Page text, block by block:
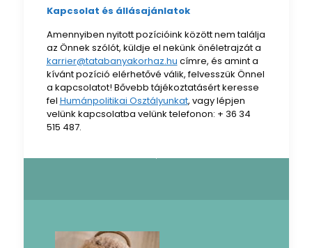
Kapcsolat és állásajánlatok
Amennyiben nyitott pozícióink között nem találja
az Önnek szólót, küldje el nekünk önéletrajzát a
karrier@tatabanyakorhaz.hu címre, és amint a
kívánt pozíció elérhetővé válik, felvesszük Önnel
a kapcsolatot! Bővebb tájékoztatásért keresse
fel Humánpolitikai Osztályunkat, vagy lépjen
velünk kapcsolatba velünk telefonon: + 36 34
515 487.